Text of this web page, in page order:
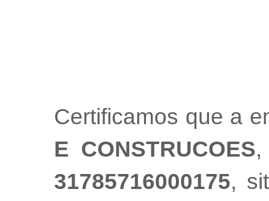
Certificamos que a
E CONSTRUCOES,
31785716000175,